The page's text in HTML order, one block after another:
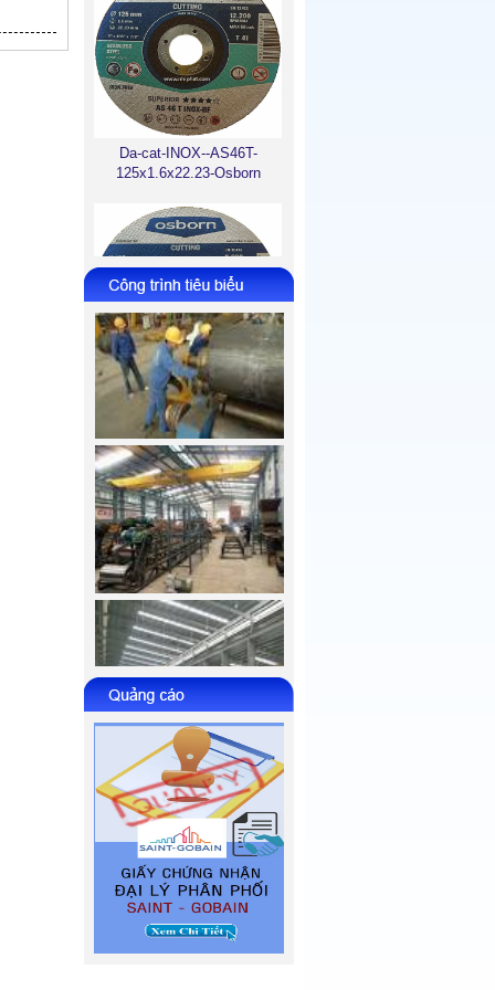
Da-cat-INOX--AS46T-
125x1.6x22.23-Osborn
Da-cat-INOX--AS30T-
180x2.0x22.23-Osborn
Da-cat-INOX--AS36Q-
355x3.0x25.4-Osborn
Da-mai-INOX--AS30S-
100x6x16-Osborn